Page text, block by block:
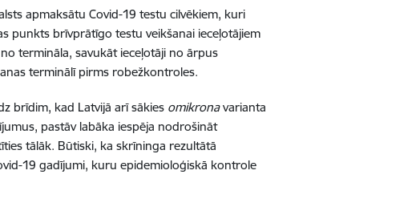
apmaksātu Covid-19 testu cilvēkiem, kuri
punkts brīvprātīgo testu veikšanai ieceļotājiem
termināla, savukāt ieceļotāji no ārpus
terminālī pirms robežkontroles.
brīdim, kad Latvijā arī sākies omikronavarianta
pastāv labāka iespēja nodrošināt
tālāk. Būtiski, ka skrīninga rezultātā
19 gadījumi, kuru epidemioloģiskā kontrole